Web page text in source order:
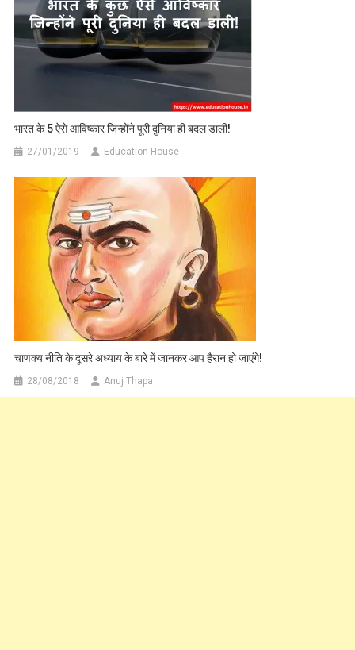
भारत के 5 ऐसे आविष्कार जिन्होंने पूरी दुनिया ही बदल डाली!
27/01/2019 Education House
चाणक्य नीति के दूसरे अध्याय के बारे में जानकर आप हैरान हो जाएंगे!
28/08/2018 Anuj Thapa